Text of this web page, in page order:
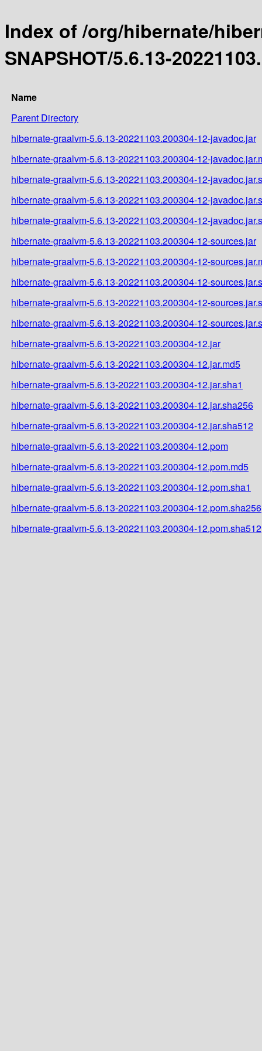
Index of /org/hibernate/
SNAPSHOT/5.6.13-
Name
Parent Directory
hibernate-graalvm-5.6.13-20221103.200304-12-javadoc.jar
hibernate-graalvm-5.6.13-20221103.200304-12-
hibernate-graalvm-5.6.13-20221103.200304-12-
hibernate-graalvm-5.6.13-20221103.200304-12-
hibernate-graalvm-5.6.13-20221103.200304-12-
hibernate-graalvm-5.6.13-20221103.200304-12-sources.jar
hibernate-graalvm-5.6.13-20221103.200304-12-
hibernate-graalvm-5.6.13-20221103.200304-12-
hibernate-graalvm-5.6.13-20221103.200304-12-
hibernate-graalvm-5.6.13-20221103.200304-12-
hibernate-graalvm-5.6.13-20221103.200304-12.jar
hibernate-graalvm-5.6.13-20221103.200304-12.jar.md5
hibernate-graalvm-5.6.13-20221103.200304-12.jar.sha1
hibernate-graalvm-5.6.13-20221103.200304-12.jar.sha256
hibernate-graalvm-5.6.13-20221103.200304-12.jar.sha512
hibernate-graalvm-5.6.13-20221103.200304-12.pom
hibernate-graalvm-5.6.13-20221103.200304-12.pom.md5
hibernate-graalvm-5.6.13-20221103.200304-12.pom.sha1
hibernate-graalvm-5.6.13-20221103.200304-12.pom.sha256
hibernate-graalvm-5.6.13-20221103.200304-12.pom.sha512